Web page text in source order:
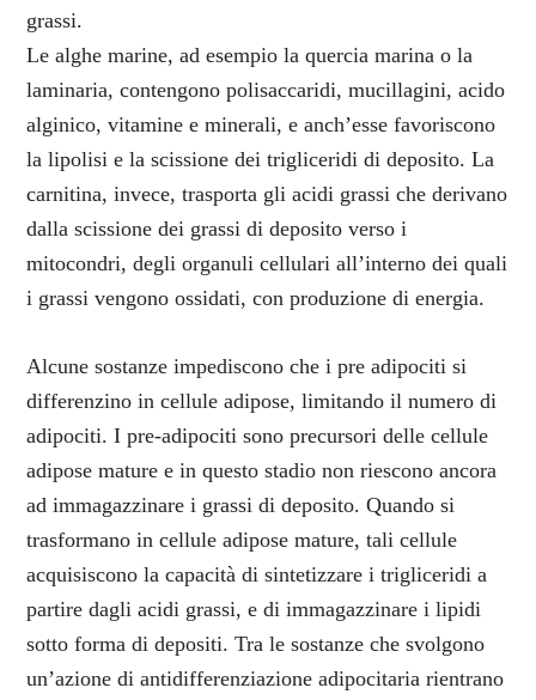
grassi.
Le alghe marine, ad esempio la quercia marina o la
laminaria, contengono polisaccaridi, mucillagini, acido
alginico, vitamine e minerali, e anch’esse favoriscono
la lipolisi e la scissione dei trigliceridi di deposito. La
carnitina, invece, trasporta gli acidi grassi che derivano
dalla scissione dei grassi di deposito verso i
mitocondri, degli organuli cellulari all’interno dei quali
i grassi vengono ossidati, con produzione di energia.
Alcune sostanze impediscono che i pre adipociti si
differenzino in cellule adipose, limitando il numero di
adipociti. I pre-adipociti sono precursori delle cellule
adipose mature e in questo stadio non riescono ancora
ad immagazzinare i grassi di deposito. Quando si
trasformano in cellule adipose mature, tali cellule
acquisiscono la capacità di sintetizzare i trigliceridi a
partire dagli acidi grassi, e di immagazzinare i lipidi
sotto forma di depositi. Tra le sostanze che svolgono
un’azione di antidifferenziazione adipocitaria rientrano